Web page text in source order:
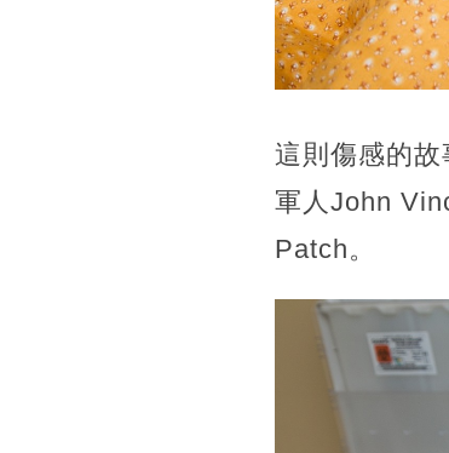
這則傷感的
軍人John
Patch。